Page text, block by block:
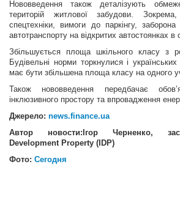
Нововведення також деталізують
територій житлової забудови.
спецтехніки, вимоги до паркінгу, заборона
автотранспорту на відкритих автостоянках в
Збільшується площа шкільного класу з
Будівельні норми торкнулися і
має бути збільшена площа класу на одного
Також нововведення передбачає
інклюзивного простору та впровадження
Джерело: news.finance.ua
Автор новости:Ігор Черненко,
Development Property (IDP)
Фото: Сегодня